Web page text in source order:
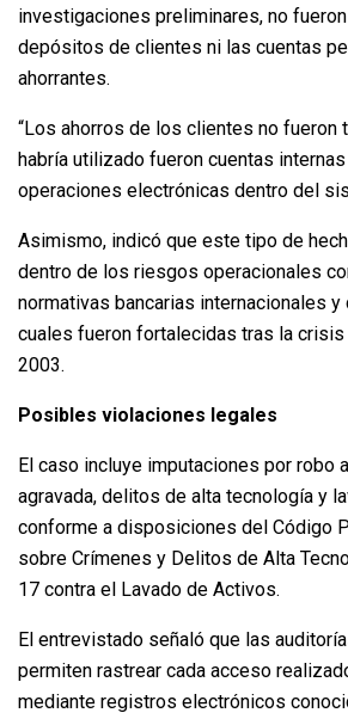
investigaciones preliminares, no
depósitos de clientes ni las cuentas
ahorrantes.
“Los ahorros de los clientes no fueron
habría utilizado fueron cuentas
operaciones electrónicas dentro del
Asimismo, indicó que este tipo de
dentro de los riesgos operacionales
normativas bancarias internacionales y
cuales fueron fortalecidas tras la crisis
2003.
Posibles violaciones legales
El caso incluye imputaciones por robo
agravada, delitos de alta tecnología y
conforme a disposiciones del Código
sobre Crímenes y Delitos de Alta
17 contra el Lavado de Activos.
El entrevistado señaló que las
permiten rastrear cada acceso
mediante registros electrónicos